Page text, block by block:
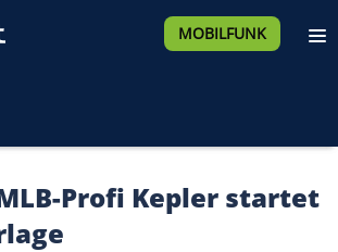
MOBILFUNK
Profi Kepler startet